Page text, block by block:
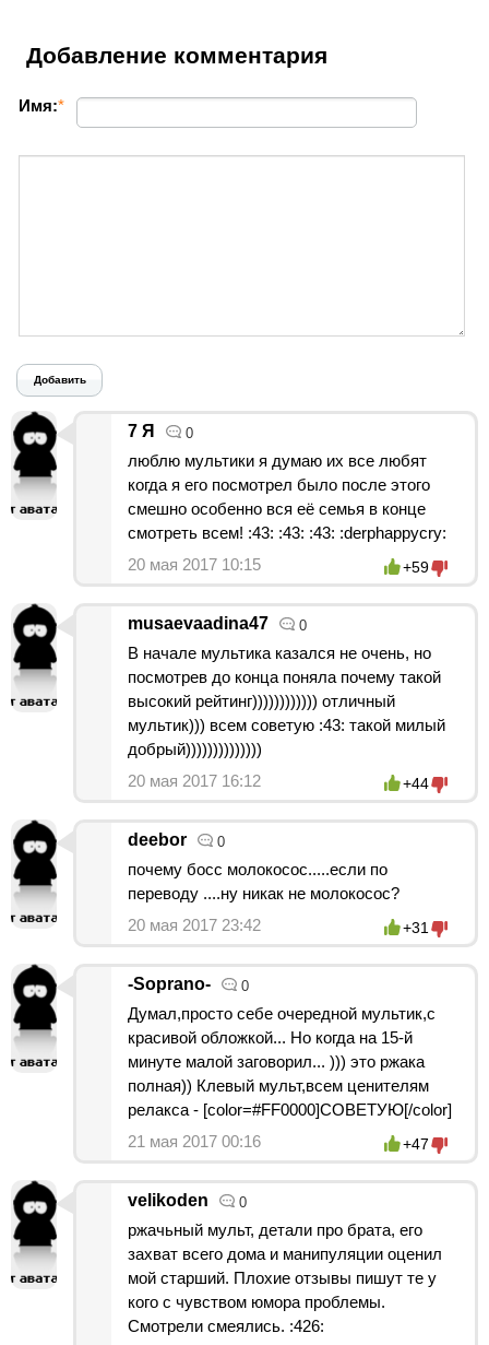
Добавление комментария
Имя:*
Добавить
7 Я 0
люблю мультики я думаю их все любят
когда я его посмотрел было после этого
смешно особенно вся её семья в конце
смотреть всем! :43: :43: :43: :derphappycry:
20 мая 2017 10:15
+59
musaevaadina47 0
В начале мультика казался не очень, но
посмотрев до конца поняла почему такой
высокий рейтинг)))))))))))) отличный
мультик))) всем советую :43: такой милый
добрый))))))))))))))
20 мая 2017 16:12
+44
deebor 0
почему босс молокосос.....если по
переводу ....ну никак не молокосос?
20 мая 2017 23:42
+31
-Soprano- 0
Думал,просто себе очередной мультик,с
красивой обложкой... Но когда на 15-й
минуте малой заговорил... ))) это ржака
полная)) Клевый мульт,всем ценителям
релакса - [color=#FF0000]СОВЕТУЮ[/color]
21 мая 2017 00:16
+47
velikoden 0
ржачьный мульт, детали про брата, его
захват всего дома и манипуляции оценил
мой старший. Плохие отзывы пишут те у
кого с чувством юмора проблемы.
Смотрели смеялись. :426: